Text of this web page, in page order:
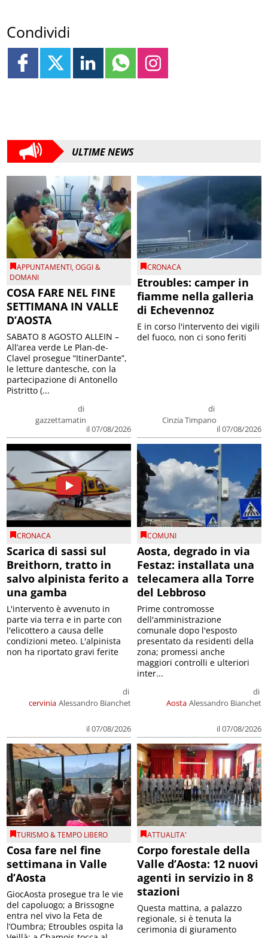
Condividi
ULTIME NEWS
APPUNTAMENTI,OGGI &
DOMANI
COSA FARE NEL FINE
SETTIMANA IN VALLE
D’AOSTA
di
gazzettamatin
il 07/08/2026
SABATO 8 AGOSTO ALLEIN –
All’area verde Le Plan-de-
Clavel prosegue “ItinerDante”,
le letture dantesche, con la
partecipazione di Antonello
Pistritto (...
CRONACA
Etroubles: camper in
fiamme nella galleria
di Echevennoz
di
Cinzia Timpano
il 07/08/2026
E in corso l'intervento dei vigili
del fuoco, non ci sono feriti
CRONACA
Scarica di sassi sul
Breithorn, tratto in
salvo alpinista ferito a
una gamba
cervinia
di
Alessandro Bianchet
il 07/08/2026
L'intervento è avvenuto in
parte via terra e in parte con
l'elicottero a causa delle
condizioni meteo. L'alpinista
non ha riportato gravi ferite
COMUNI
Aosta, degrado in via
Festaz: installata una
telecamera alla Torre
del Lebbroso
Aosta
di
Alessandro Bianchet
il 07/08/2026
Prime contromosse
dell'amministrazione
comunale dopo l'esposto
presentato da residenti della
zona; promessi anche
maggiori controlli e ulteriori
inter...
TURISMO & TEMPO LIBERO
Cosa fare nel fine
settimana in Valle
d’Aosta
GiocAosta prosegue tra le vie
del capoluogo; a Brissogne
entra nel vivo la Feta de
l’Oumbra; Etroubles ospita la
ATTUALITA'
Corpo forestale della
Valle d’Aosta: 12 nuovi
agenti in servizio in 8
stazioni
Questa mattina, a palazzo
regionale, si è tenuta la
cerimonia di giuramento